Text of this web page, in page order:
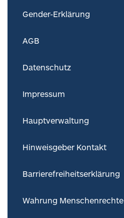
Gender-Erklärung
AGB
Datenschutz
Impressum
Hauptverwaltung
Hinweisgeber Kontakt
Barrierefreiheitserklärung
Wahrung Menschenrechte